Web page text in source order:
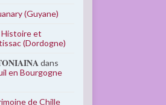
(Guyane)
Histoire et
(Dordogne)
dans
en Bourgogne
de Chille